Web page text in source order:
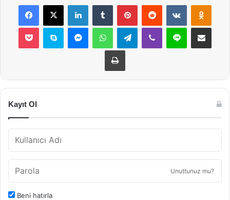
Facebook
X LinkedInTumblr PinterestReddit VKontakte
Pocket Skype MessengerWhatsAppTelegramViber Line E-Posta ile
Yazdır
Kayıt Ol
Unuttunuz mu?
Beni hatırla